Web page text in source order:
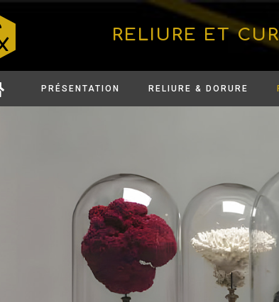
RELIURE ET
PRÉSENTATION RELIURE & DORURE